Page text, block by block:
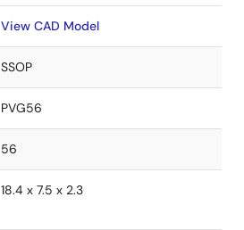
View CAD Model
SSOP
PVG56
56
18.4 x 7.5 x 2.3